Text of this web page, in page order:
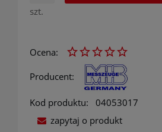
szt.
Ocena:
Producent:
Kod produktu:
04053017
zapytaj o produkt